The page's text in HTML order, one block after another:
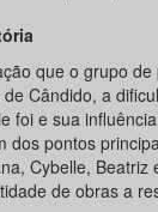
que o grupo
Cândido, a
foi e sua
dos pontos
Cybelle, Beatriz
de obras a